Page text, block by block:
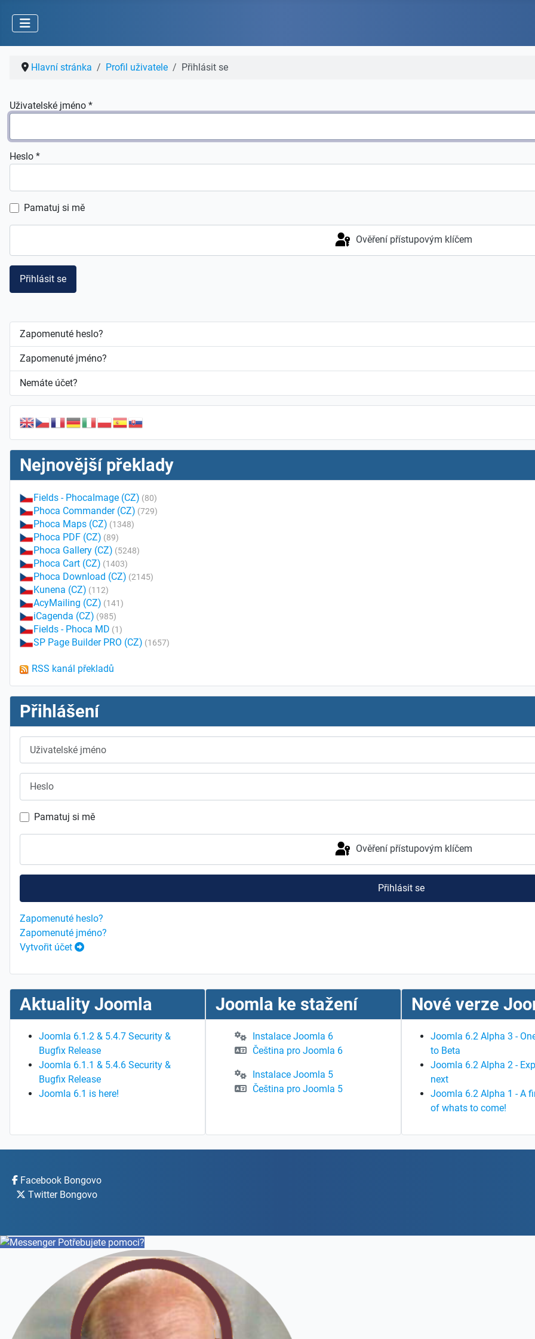
Hlavní stránka Profil uživatele Přihlásit se
Uživatelské jméno *
Heslo *
Pamatuj si mě
Ověření přístupovým klíčem
Přihlásit se
Zapomenuté heslo?
Zapomenuté jméno?
Nemáte účet?
Nejnovější překlady
Fields - PhocaImage (CZ) (80)
Phoca Commander (CZ) (729)
Phoca Maps (CZ) (1348)
Phoca PDF (CZ) (89)
Phoca Gallery (CZ) (5248)
Phoca Cart (CZ) (1403)
Phoca Download (CZ) (2145)
Kunena (CZ) (112)
AcyMailing (CZ) (141)
iCagenda (CZ) (985)
Fields - Phoca MD (1)
SP Page Builder PRO (CZ) (1657)
RSS kanál překladů
Přihlášení
Pamatuj si mě
Ověření přístupovým klíčem
Přihlásit se
Zapomenuté heslo?
Zapomenuté jméno?
Vytvořit účet
Aktuality Joomla
Joomla 6.1.2 & 5.4.7 Security &
Bugfix Release
Joomla 6.1.1 & 5.4.6 Security &
Bugfix Release
Joomla 6.1 is here!
Joomla ke stažení
Instalace Joomla 6
Čeština pro Joomla 6
Instalace Joomla 5
Čeština pro Joomla 5
Nové verze
Joomla 6.2 Alpha 3 -
to Beta
Joomla 6.2 Alpha 2 -
next
Joomla 6.2 Alpha 1 - A
of whats to come!
Facebook Bongovo
Twitter Bongovo
Potřebujete pomoci?